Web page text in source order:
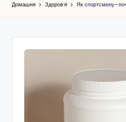
Домашня Здоров’я Як